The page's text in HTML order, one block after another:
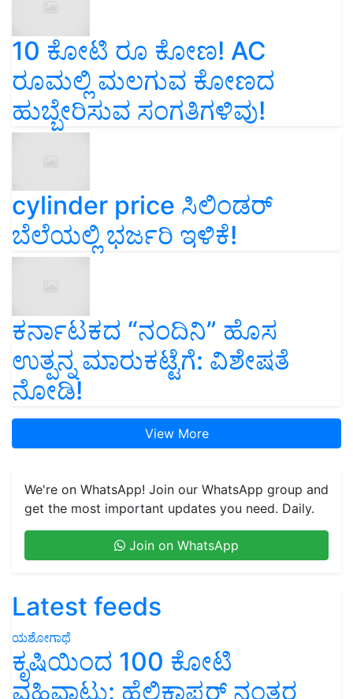
10 ಕೋಟಿ ರೂ ಕೋಣ! AC
ರೂಮಲ್ಲಿ ಮಲಗುವ ಕೋಣದ
ಹುಬ್ಬೇರಿಸುವ ಸಂಗತಿಗಳಿವು!
cylinder price ಸಿಲಿಂಡರ್‌
ಬೆಲೆಯಲ್ಲಿ ಭರ್ಜರಿ ಇಳಿಕೆ!
ಕರ್ನಾಟಕದ “ನಂದಿನಿ” ಹೊಸ
ಉತ್ಪನ್ನ ಮಾರುಕಟ್ಟೆಗೆ: ವಿಶೇಷತೆ
ನೋಡಿ!
View More
We're on WhatsApp! Join our WhatsApp group and
get the most important updates you need. Daily.
Join on WhatsApp
Latest feeds
ಯಶೋಗಾಥೆ
ಕೃಷಿಯಿಂದ 100 ಕೋಟಿ
ವಹಿವಾಟು: ಹೆಲಿಕಾಪ್ಟರ್ ನಂತರ